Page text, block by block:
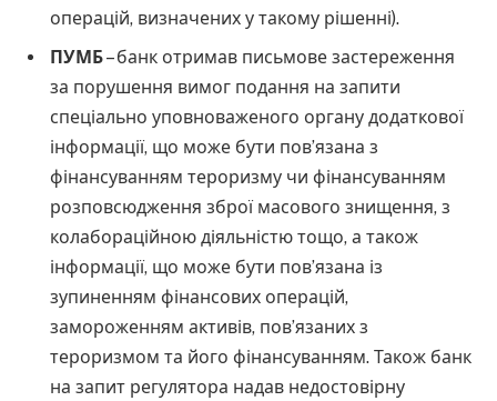
операцій, визначених у такому рішенні).
ПУМБ– банк отримав письмове застереження
за порушення вимог подання на запити
спеціально уповноваженого органу додаткової
інформації, що може бути пов’язана з
фінансуванням тероризму чи фінансуванням
розповсюдження зброї масового знищення, з
колабораційною діяльністю тощо, а також
інформації, що може бути пов’язана із
зупиненням фінансових операцій,
замороженням активів, пов’язаних з
тероризмом та його фінансуванням. Також банк
на запит регулятора надав недостовірну